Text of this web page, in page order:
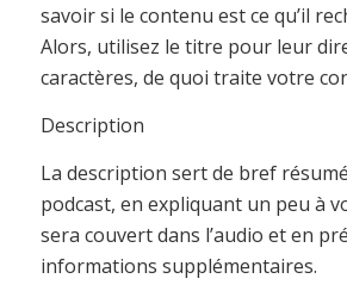
savoir si le contenu est ce qu’il
Alors, utilisez le titre pour leur
caractères, de quoi traite votre
Description
La description sert de bref
podcast, en expliquant un peu à
sera couvert dans l’audio et en
informations supplémentaires.